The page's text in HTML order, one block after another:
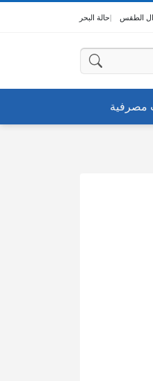
الطقس حالة البحر
مصرفية